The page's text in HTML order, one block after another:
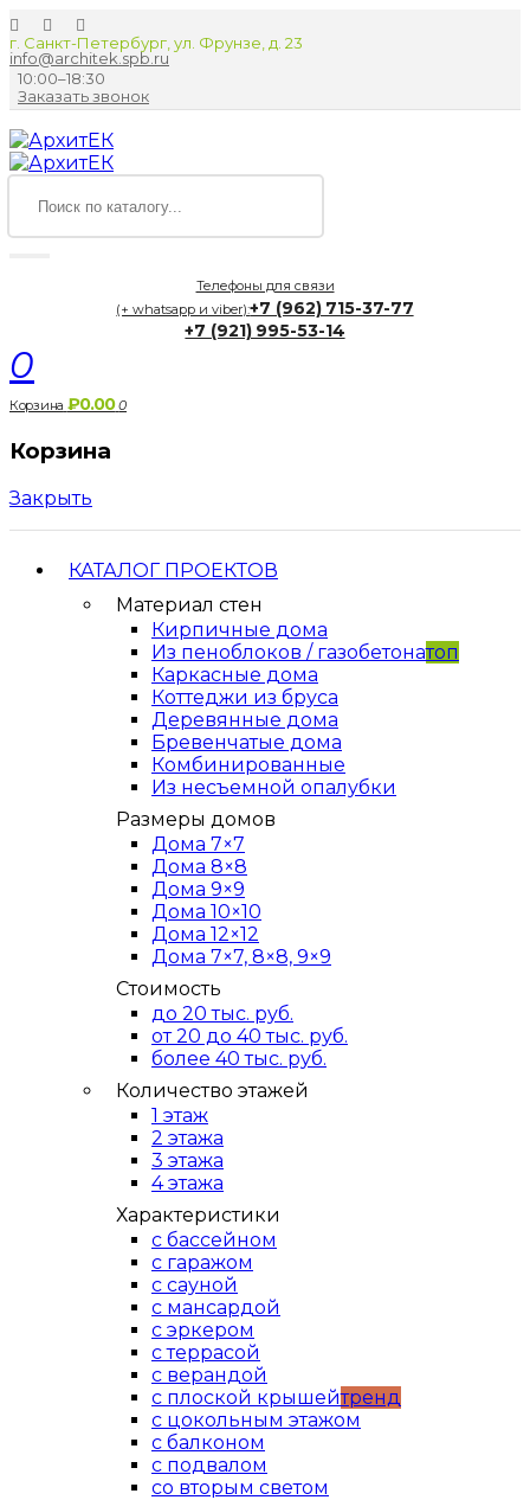
г. Санкт-Петербург, ул. Фрунзе, д. 23
info@architek.spb.ru
10:00–18:30
Заказать звонок
Телефоны для связи
(+ whatsapp и viber):+7 (962) 715-37-77
+7 (921) 995-53-14
0
Корзина ₽0.000
Корзина
Закрыть
КАТАЛОГ ПРОЕКТОВ
Материал стен
Кирпичные дома
Из пеноблоков / газобетонатоп
Каркасные дома
Коттеджи из бруса
Деревянные дома
Бревенчатые дома
Комбинированные
Из несъемной опалубки
Размеры домов
Дома 7×7
Дома 8×8
Дома 9×9
Дома 10×10
Дома 12×12
Дома 7×7, 8×8, 9×9
Стоимость
до 20 тыс. руб.
от 20 до 40 тыс. руб.
более 40 тыс. руб.
Количество этажей
1 этаж
2 этажа
3 этажа
4 этажа
Характеристики
с бассейном
с гаражом
с сауной
с мансардой
с эркером
с террасой
с верандой
с плоской крышейтренд
с цокольным этажом
с балконом
с подвалом
со вторым светом